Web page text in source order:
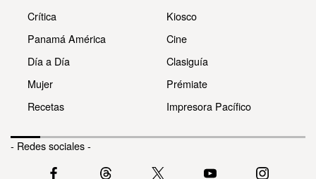
Crítica
Panamá América
Día a Día
Mujer
Recetas
Kiosco
Cine
Clasiguía
Prémiate
Impresora Pacífico
- Redes sociales -